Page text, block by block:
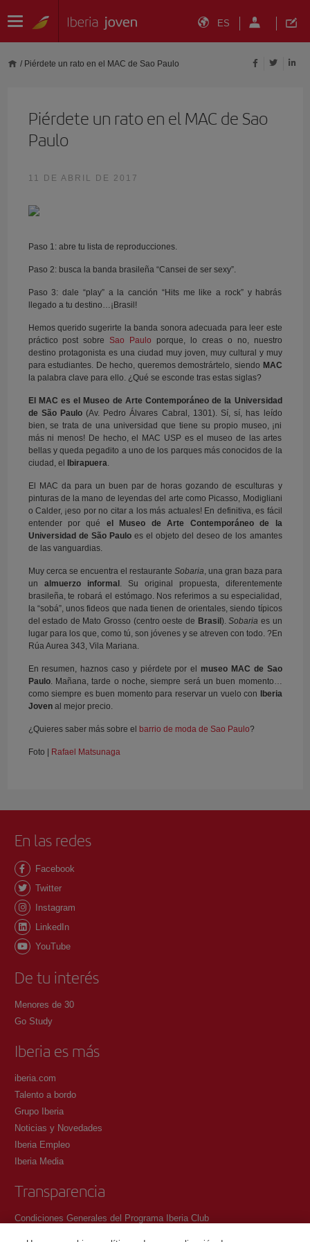
ES
/ Piérdete un rato en el MAC de Sao Paulo
Piérdete un rato en el MAC de Sao
Paulo
11 DE ABRIL DE 2017
Paso 1: abre tu lista de reproducciones.
Paso 2: busca la banda brasileña “Cansei de ser sexy”.
Paso 3: dale “play” a la canción “Hits me like a rock” y habrás
llegado a tu destino…¡Brasil!
Hemos querido sugerirte la banda sonora adecuada para leer este
práctico post sobre Sao Paulo porque, lo creas o no, nuestro
destino protagonista es una ciudad muy joven, muy cultural y muy
para estudiantes. De hecho, queremos demostrártelo, siendo MAC
la palabra clave para ello. ¿Qué se esconde tras estas siglas?
El MAC es el Museo de Arte Contemporáneo de la Universidad
de São Paulo(Av. Pedro Álvares Cabral, 1301). Sí, sí, has leído
bien, se trata de una universidad que tiene su propio museo, ¡ni
más ni menos! De hecho, el MAC USP es el museo de las artes
bellas y queda pegadito a uno de los parques más conocidos de la
ciudad, el
Ibirapuera.
El MAC da para un buen par de horas gozando de esculturas y
pinturas de la mano de leyendas del arte como Picasso, Modigliani
o Calder, ¡eso por no citar a los más actuales! En definitiva, es fácil
entender por qué el Museo de Arte Contemporáneo de la
Universidad de São Pauloes el objeto del deseo de los amantes
de las vanguardias.
Muy cerca se encuentra el restaurante Sobaria, una gran baza para
un almuerzo informal . Su original propuesta, diferentemente
brasileña, te robará el estómago. Nos referimos a su especialidad,
la “sobá”, unos fideos que nada tienen de orientales, siendo típicos
del estado de Mato Grosso (centro oeste de Brasil ).Sobaria es un
lugar para los que, como tú, son jóvenes y se atreven con todo. ?En
Rúa Aurea 343, Vila Mariana.
En resumen, haznos caso y piérdete por el
museo MAC de Sao
Paulo. Mañana, tarde o noche, siempre será un buen momento…
como siempre es buen momento para reservar un vuelo con
Iberia
Jovenal mejor precio.
¿Quieres saber más sobre el barrio de moda de Sao Paulo?
Foto | Rafael Matsunaga
En las redes
Facebook
Twitter
Instagram
LinkedIn
YouTube
De tu interés
Menores de 30
Go Study
Iberia es más
iberia.com
Talento a bordo
Grupo Iberia
Noticias y Novedades
Iberia Empleo
Iberia Media
Transparencia
Condiciones Generales del Programa Iberia Club